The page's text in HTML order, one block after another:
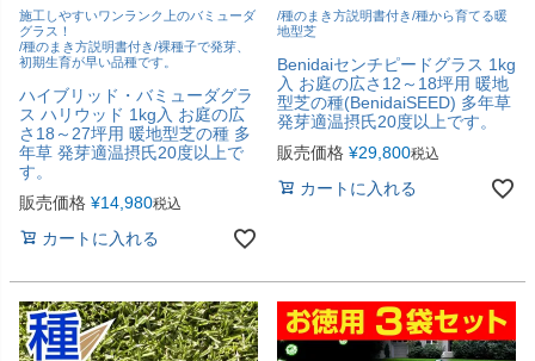
施工しやすいワンランク上のバミューダ
グラス！
/種のまき方説明書付き/裸種子で発芽、
初期生育が早い品種です。
ハイブリッド・バミューダグラ
ス ハリウッド 1kg入 お庭の広
さ18～27坪用 暖地型芝の種 多
年草 発芽適温摂氏20度以上で
す。
販売価格 ¥14,980税込
カートに入れる
/種のまき方説明書付き/種から育てる暖
地型芝
Benidaiセンチピードグラス 1kg
入 お庭の広さ12～18坪用 暖地
型芝の種(BenidaiSEED) 多年草
発芽適温摂氏20度以上です。
販売価格 ¥29,800税込
カートに入れる